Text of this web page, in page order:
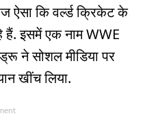
ऐसा कि वर्ल्ड क्रिकेट के
हैं. इसमें एक नाम WWE
ने सोशल मीडिया पर
खींच लिया.